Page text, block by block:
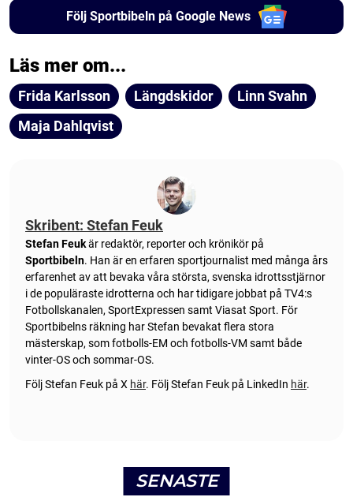
Följ Sportbibeln på Google News
Läs mer om...
Frida Karlsson Längdskidor
Linn Svahn
Maja Dahlqvist
Skribent: Stefan Feuk
Stefan Feukär redaktör, reporter och krönikör på
Sportbibeln. Han är en erfaren sportjournalist med många års
erfarenhet av att bevaka våra största, svenska idrottsstjärnor
i de populäraste idrotterna och har tidigare jobbat på TV4:s
Fotbollskanalen, SportExpressen samt Viasat Sport. För
Sportbibelns räkning har Stefan bevakat flera stora
mästerskap, som fotbolls-EM och fotbolls-VM samt både
vinter-OS och sommar-OS.
Följ Stefan Feuk på X här. Följ Stefan Feuk på LinkedIn här.
SENASTE